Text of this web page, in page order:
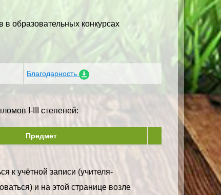
образовательных конкурсах
Благодарность
I-III степеней:
Предмет
к учётной записи (учителя-
и на этой странице возле